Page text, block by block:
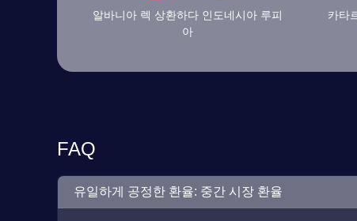
알바니아 렉 상환하다 인도네시아 루피
아
카타
FAQ
유일하게 공정한 환율: 중간 시장 환율